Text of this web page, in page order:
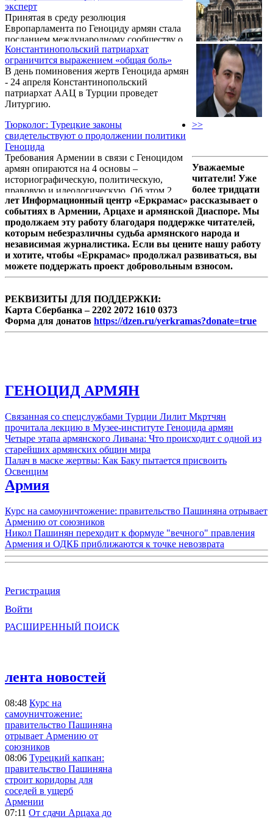
эксперт
Принятая в среду резолюция
Европарламента по Геноциду армян стала
посланием международному сообществу о
том, что турецкая политика отрицания
Геноцида вечно продолжаться не может,
сказал в четверг агентству «Новости-
Армения» турколог Рубен Мелконян.
Константинопольский патриархат
ограничится выражением «общая боль»
В день поминовения жертв Геноцида армян
- 24 апреля Константинопольский
патриархат ААЦ в Турции проведет
Литургию.
Тюрколог: Турецкие законы
свидетельствуют о продолжении политики
Геноцида
Требования Армении в связи с Геноцидом
армян опираются на 4 основы –
историографическую, политическую,
правовую и идеологическую. Об этом 2
апреля в ходе обсуждения на тему
«Оккупация территорий Армении со
стороны Турецкой Республики и осуждение
лишения армянского народа родины»
заявил заместитель декана Факультета
востоковедения Ереванского
государственного университета, тюрколог
Рубен Мелконян.
>>
Уважаемые
читатели! Уже
более тридцати
лет Информационный центр «Еркрамас» рассказывает о
событиях в Армении, Арцахе и армянской Диаспоре. Мы
продолжаем эту работу благодаря поддержке читателей,
которым небезразличны судьба армянского народа и
независимая журналистика. Если вы цените нашу работу
и хотите, чтобы «Еркрамас» продолжал развиваться, вы
можете поддержать проект добровольным взносом.
РЕКВИЗИТЫ ДЛЯ ПОДДЕРЖКИ:
Карта Сбербанка – 2202 2072 1610 0373
Форма для донатов https://dzen.ru/yerkramas?donate=true
ГЕНОЦИД АРМЯН
Связанная со спецслужбами Турции Лилит Мкртчян
прочитала лекцию в Музее-институте Геноцида армян
Четыре этапа армянского Ливана: Что происходит с одной из
старейших армянских общин мира
Палач в маске жертвы: Как Баку пытается присвоить
Освенцим
Армия
Курс на самоуничтожение: правительство Пашиняна отрывает
Армению от союзников
Никол Пашинян переходит к формуле "вечного" правления
Армения и ОДКБ приближаются к точке невозврата
Регистрация
Войти
РАСШИРЕННЫЙ ПОИСК
лента новостей
08:48 Курс на
самоуничтожение:
правительство Пашиняна
отрывает Армению от
союзников
08:06 Турецкий капкан:
правительство Пашиняна
строит коридоры для
соседей в ущерб
Армении
07:11 От сдачи Арцаха до